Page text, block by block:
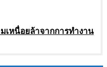
หนื่อยล้าจากการทำงาน